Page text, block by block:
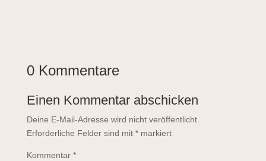
0 Kommentare
Einen Kommentar abschicken
Deine E-Mail-Adresse wird nicht veröffentlicht.
Erforderliche Felder sind mit *markiert
Kommentar *